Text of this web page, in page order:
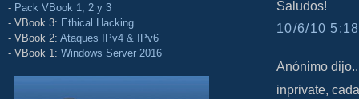
- Pack VBook 1, 2 y 3
- VBook 3: Ethical Hacking
- VBook 2: Ataques IPv4 & IPv6
- VBook 1: Windows Server 2016
Saludos!
10/6/10
Anónimo
inprivate,